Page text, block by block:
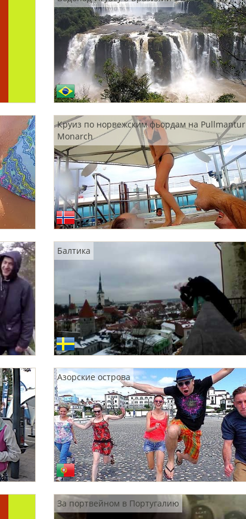
Круиз по норвежским фьордам на Pullmantur
Monarch
Балтика
Азорские острова
За портвейном в Португалию